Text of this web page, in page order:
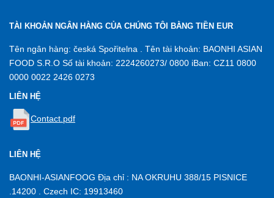
TÀI KHOẢN NGÂN HÀNG CỦA CHÚNG TÔI BẰNG TIỀN EUR
Tên ngân hàng: česká Spořitelna . Tên tài khoản: BAONHI ASIAN
FOOD S.R.O Số tài khoản: 2224260273/ 0800 iBan: CZ11 0800
0000 0022 2426 0273
LIÊN HỆ
Contact.pdf
LIÊN HỆ
BAONHI-ASIANFOOG Địa chỉ : NA OKRUHU 388/15 PISNICE
.14200 . Czech IC: 19913460